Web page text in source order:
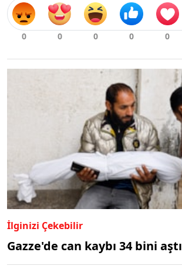
İlginizi Çekebilir
Gazze'de can kaybı 34 bini aştı